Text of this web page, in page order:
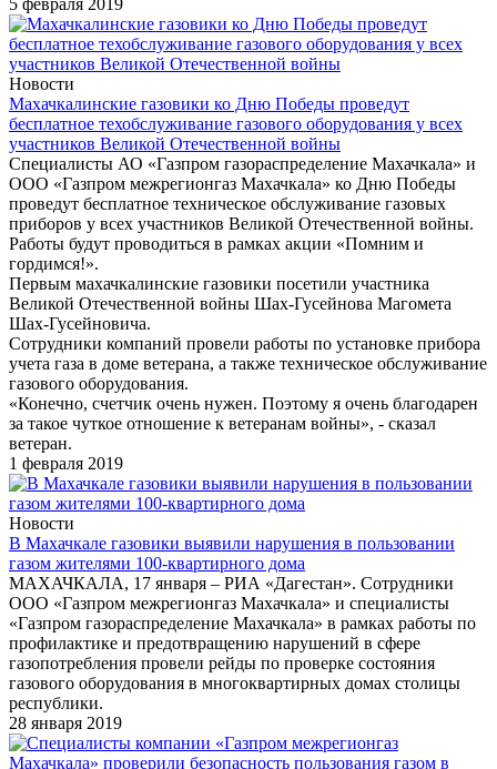
Новости
Махачкалинские газовики ко Дню Победы проведут
бесплатное техобслуживание газового оборудования у всех
участников Великой Отечественной войны
Специалисты АО «Газпром газораспределение Махачкала» и
ООО «Газпром межрегионгаз Махачкала» ко Дню Победы
проведут бесплатное техническое обслуживание газовых
приборов у всех участников Великой Отечественной войны.
Работы будут проводиться в рамках акции «Помним и
гордимся!».
Первым махачкалинские газовики посетили участника
Великой Отечественной войны Шах-Гусейнова Магомета
Шах-Гусейновича.
Сотрудники компаний провели работы по установке прибора
учета газа в доме ветерана, а также техническое обслуживание
газового оборудования.
«Конечно, счетчик очень нужен. Поэтому я очень благодарен
за такое чуткое отношение к ветеранам войны», - сказал
ветеран.
1 февраля 2019
Новости
В Махачкале газовики выявили нарушения в пользовании
газом жителями 100-квартирного дома
МАХАЧКАЛА, 17 января – РИА «Дагестан». Сотрудники
ООО «Газпром межрегионгаз Махачкала» и специалисты
«Газпром газораспределение Махачкала» в рамках работы по
профилактике и предотвращению нарушений в сфере
газопотребления провели рейды по проверке состояния
газового оборудования в многоквартирных домах столицы
республики.
28 января 2019